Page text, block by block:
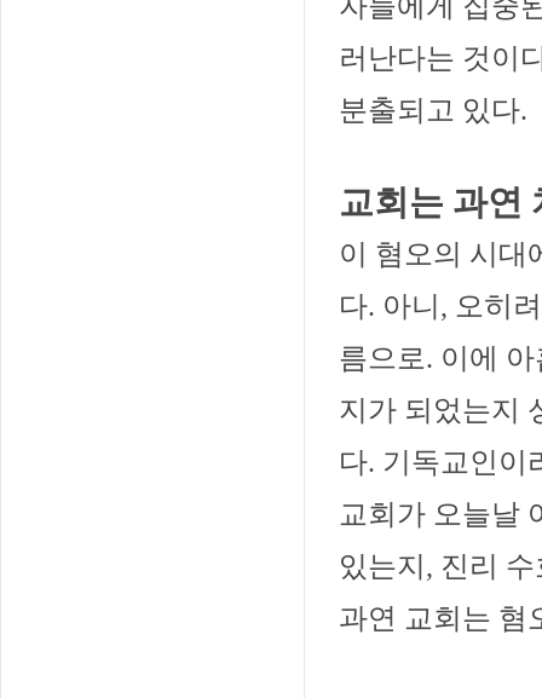
러난다는 것이
분출되고 있다.
교회는 과연
이 혐오의 시대
다. 아니, 오히
름으로. 이에
지가 되었는지
다. 기독교인이
교회가 오늘날
있는지, 진리
과연 교회는 혐